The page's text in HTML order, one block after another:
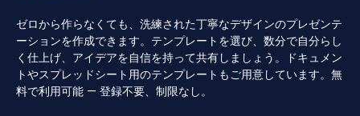
ゼロから作らなくても、洗練された丁寧なデザインのプレゼンテ
ーションを作成できます。テンプレートを選び、数分で自分らし
く仕上げ、アイデアを自信を持って共有しましょう。ドキュメン
トやスプレッドシート用のテンプレートもご用意しています。無
料で利用可能 — 登録不要、制限なし。